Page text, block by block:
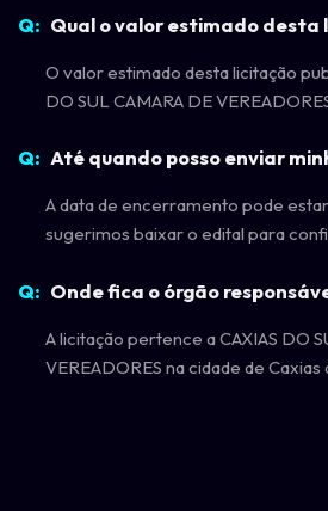
Qual o valor estimado desta
O valor estimado desta licitação
DO SUL CAMARA DE
Até quando posso enviar
A data de encerramento pode
sugerimos baixar o edital para
Onde fica o órgão
A licitação pertence a CAXIAS DO
VEREADORES na cidade de Caxias